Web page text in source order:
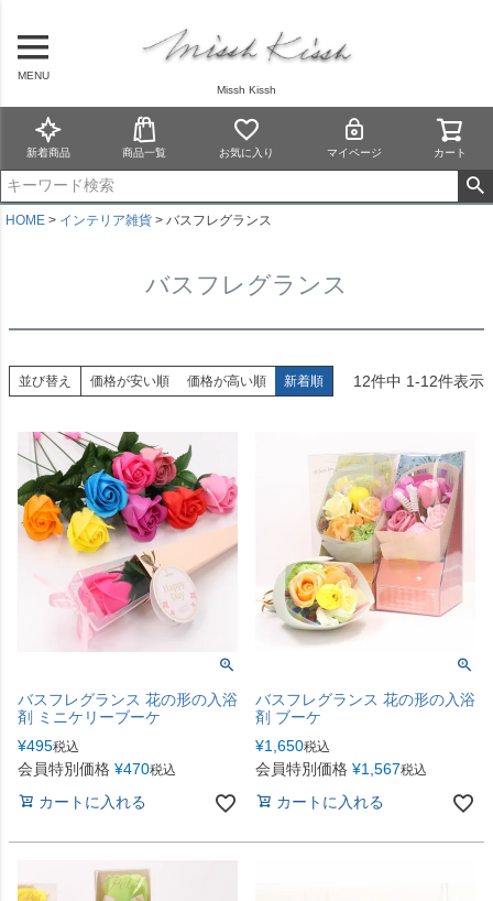
MENU
Missh Kissh
新着商品 商品一覧 お気に入り マイページ カート
HOME インテリア雑貨 バスフレグランス
バスフレグランス
並び替え 価格が安い順 価格が高い順 新着順 12件中 1-12件表示
バスフレグランス 花の形の入浴
剤 ミニケリーブーケ
¥495税込
会員特別価格 ¥470税込
カートに入れる
バスフレグランス 花の形の入浴
剤 ブーケ
¥1,650税込
会員特別価格 ¥1,567税込
カートに入れる